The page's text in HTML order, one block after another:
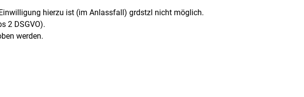
hierzu ist (im Anlassfall) grdstzl nicht möglich.
2 DSGVO).
werden.